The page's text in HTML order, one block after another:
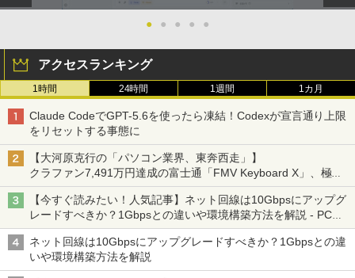
● ● ● ● ●
アクセスランキング
1時間 24時間 1週間 1カ月
Claude CodeでGPT-5.6を使ったら凍結！Codexが宣言通り上限
をリセットする事態に
【大河原克行の「パソコン業界、東奔西走」】
クラファン7,491万円達成の富士通「FMV Keyboard X」、極限
の静音化を追求
【今すぐ読みたい！人気記事】ネット回線は10Gbpsにアップグ
レードすべきか？1Gbpsとの違いや環境構築方法を解説 - PC
Watch
ネット回線は10Gbpsにアップグレードすべきか？1Gbpsとの違
いや環境構築方法を解説